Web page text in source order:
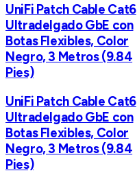
UniFi Patch Cable Cat6
Ultradelgado GbE con
Botas Flexibles, Color
Negro, 3 Metros (9.84
Pies)
UniFi Patch Cable Cat6
Ultradelgado GbE con
Botas Flexibles, Color
Negro, 3 Metros (9.84
Pies)